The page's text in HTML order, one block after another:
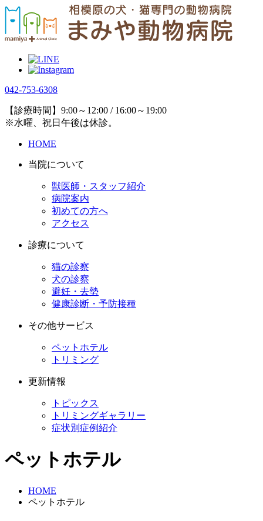
042-753-6308
【診療時間】9:00～12:00 / 16:00～19:00
※水曜、祝日午後は休診。
HOME
当院について
獣医師・スタッフ紹介
病院案内
初めての方へ
アクセス
診療について
猫の診察
犬の診察
避妊・去勢
健康診断・予防接種
その他サービス
ペットホテル
トリミング
更新情報
トピックス
トリミングギャラリー
症状別症例紹介
ペットホテル
HOME
ペットホテル